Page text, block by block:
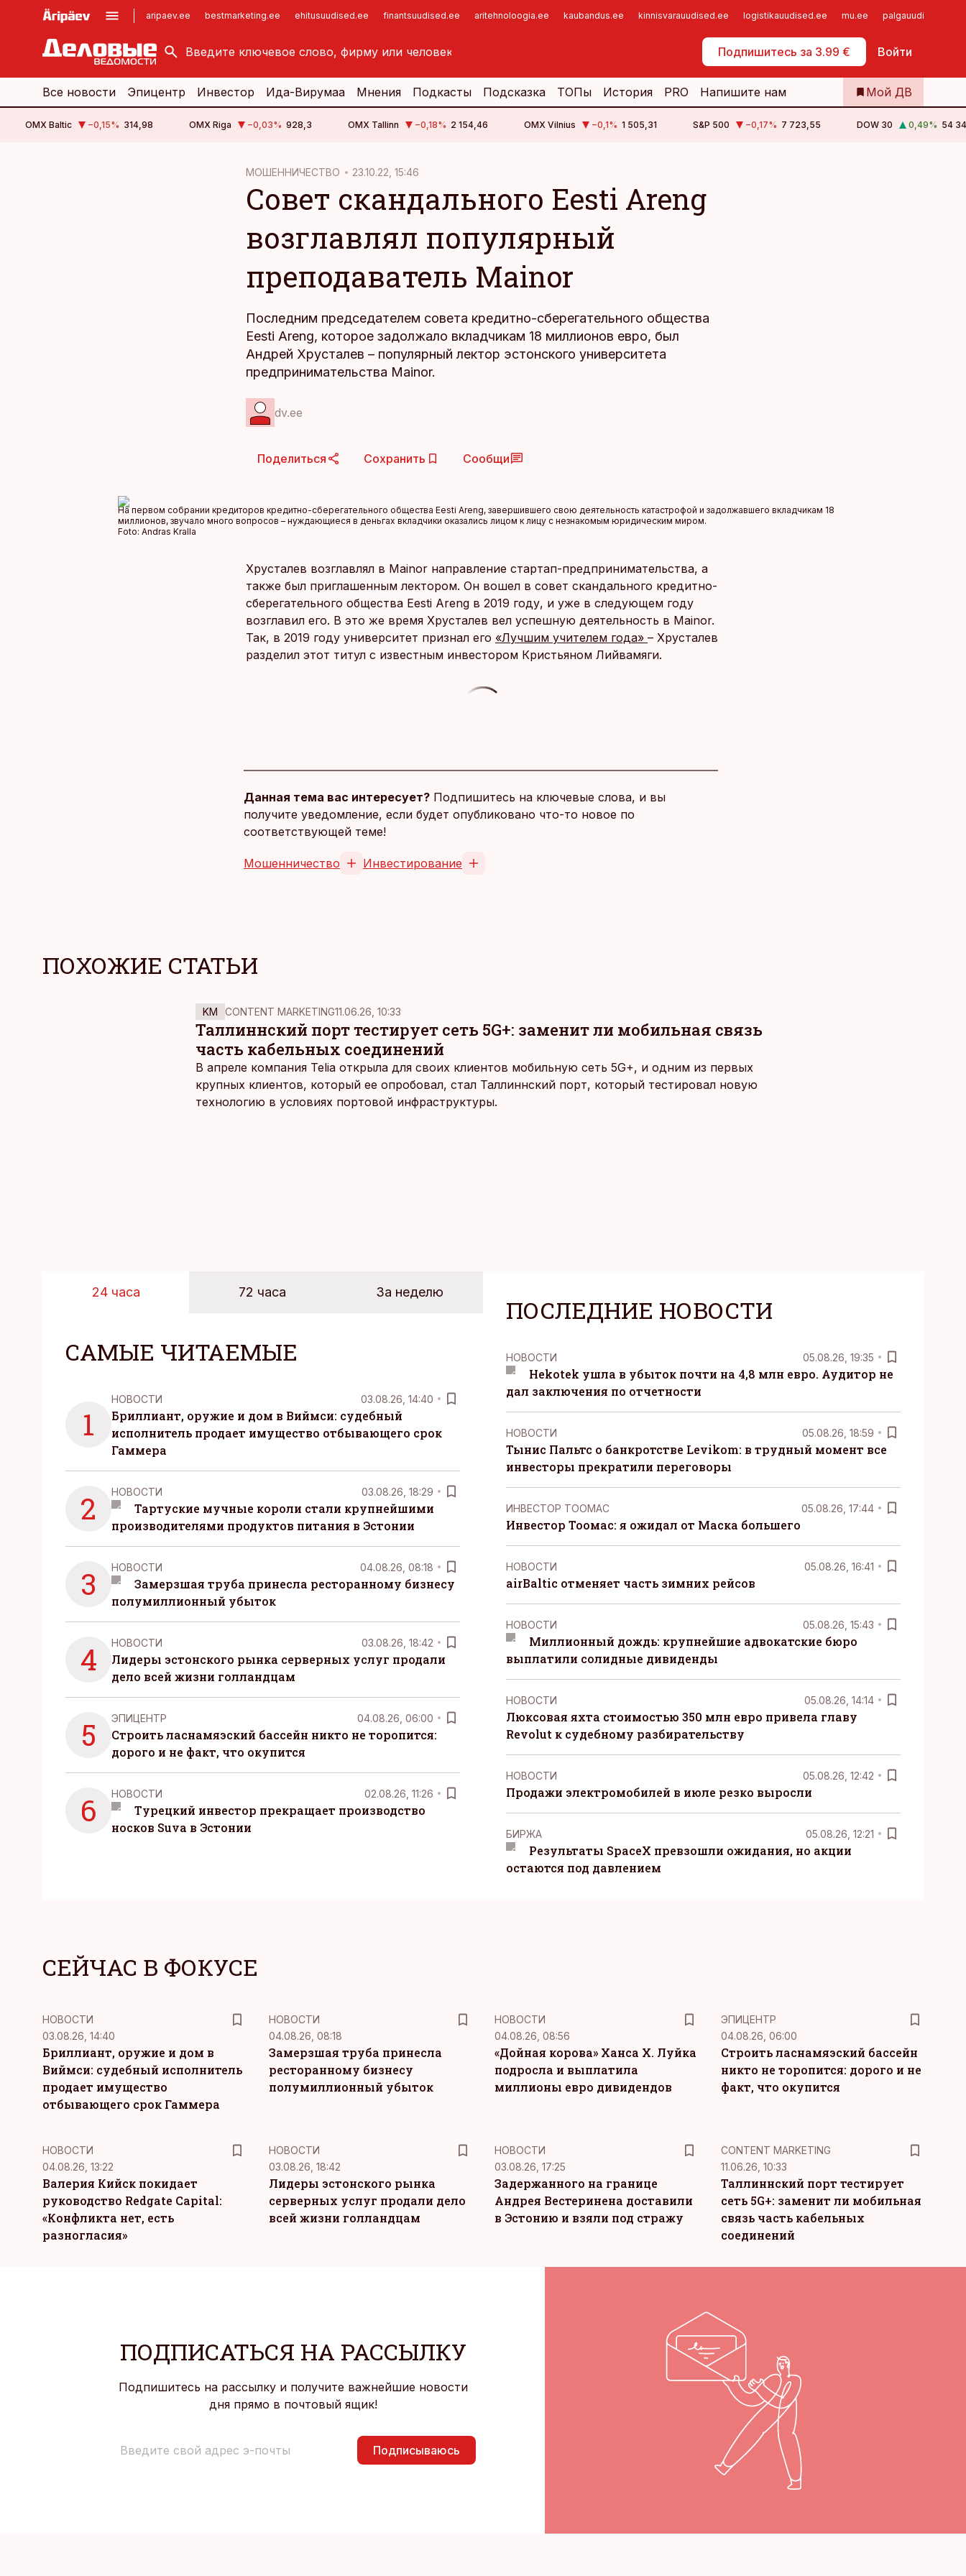
aripaev.ee bestmarketing.ee ehitusuudised.ee finantsuudised.ee aritehnoloogia.ee kaubandus.ee kinnisvarauudised.ee logistikauudised.ee mu.ee palgauudised.ee
Подпишитесь за 3.99 € Войти
kinnisvarauudised.ee
logistikauudised.ee
imelineajalugu.ee
Самообслуживание
Все новости Эпицентр Инвестор Ида-Вирумаа Мнения Подкасты Подсказка ТОПы История PRO Напишите нам Мой ДВ
OMX Baltic −0,15% 314,98 OMX Riga −0,03% 928,3 OMX Tallinn −0,18% 2 154,46 OMX Vilnius −0,1% 1 505,31 S&P 500 −0,17% 7 723,55 DOW 30 0,49% 54
МОШЕННИЧЕСТВО 23.10.22, 15:46
Совет скандального Eesti Areng
возглавлял популярный
преподаватель Mainor
Последним председателем совета кредитно-сберегательного общества
Eesti Areng, которое задолжало вкладчикам 18 миллионов евро, был
Андрей Хрусталев – популярный лектор эстонского университета
предпринимательства Mainor.
dv.ee
Поделиться Сохранить Сообщи
На первом собрании кредиторов кредитно-сберегательного общества Eesti Areng, завершившего свою деятельность катастрофой и задолжавшего вкладчикам 18
миллионов, звучало много вопросов – нуждающиеся в деньгах вкладчики оказались лицом к лицу с незнакомым юридическим миром.
Foto: Andras Kralla
Хрусталев возглавлял в Mainor направление стартап-предпринимательства, а
также был приглашенным лектором. Он вошел в совет скандального кредитно-
сберегательного общества Eesti Areng в 2019 году, и уже в следующем году
возглавил его. В это же время Хрусталев вел успешную деятельность в Mainor.
Так, в 2019 году университет признал его «Лучшим учителем года» – Хрусталев
разделил этот титул с известным инвестором Кристьяном Лийвамяги.
Данная тема вас интересует? Подпишитесь на ключевые слова, и вы
получите уведомление, если будет опубликовано что-то новое по
соответствующей теме!
Мошенничество Инвестирование
ПОХОЖИЕ СТАТЬИ
KM CONTENT MARKETING11.06.26, 10:33
Таллиннский порт тестирует сеть 5G+: заменит ли мобильная связь
часть кабельных соединений
В апреле компания Telia открыла для своих клиентов мобильную сеть 5G+, и одним из первых
крупных клиентов, который ее опробовал, стал Таллиннский порт, который тестировал новую
технологию в условиях портовой инфраструктуры.
24 часа 72 часа За неделю
САМЫЕ ЧИТАЕМЫЕ
1
НОВОСТИ 03.08.26, 14:40
Бриллиант, оружие и дом в Виймси: судебный
исполнитель продает имущество отбывающего срок
Гаммера
2 НОВОСТИ 03.08.26, 18:29
Тартуские мучные короли стали крупнейшими
производителями продуктов питания в Эстонии
3 НОВОСТИ 04.08.26, 08:18
Замерзшая труба принесла ресторанному бизнесу
полумиллионный убыток
4 НОВОСТИ 03.08.26, 18:42
Лидеры эстонского рынка серверных услуг продали
дело всей жизни голландцам
5 ЭПИЦЕНТР 04.08.26, 06:00
Строить ласнамяэский бассейн никто не торопится:
дорого и не факт, что окупится
6 НОВОСТИ 02.08.26, 11:26
Турецкий инвестор прекращает производство
носков Suva в Эстонии
ПОСЛЕДНИЕ НОВОСТИ
НОВОСТИ 05.08.26, 19:35
Hekotek ушла в убыток почти на 4,8 млн евро. Аудитор не
дал заключения по отчетности
НОВОСТИ 05.08.26, 18:59
Тынис Пальтс о банкротстве Levikom: в трудный момент все
инвесторы прекратили переговоры
ИНВЕСТОР ТООМАС 05.08.26, 17:44
Инвестор Тоомас: я ожидал от Маска большего
НОВОСТИ 05.08.26, 16:41
airBaltic отменяет часть зимних рейсов
НОВОСТИ 05.08.26, 15:43
Миллионный дождь: крупнейшие адвокатские бюро
выплатили солидные дивиденды
НОВОСТИ 05.08.26, 14:14
Люксовая яхта стоимостью 350 млн евро привела главу
Revolut к судебному разбирательству
НОВОСТИ 05.08.26, 12:42
Продажи электромобилей в июле резко выросли
БИРЖА 05.08.26, 12:21
Результаты SpaceX превзошли ожидания, но акции
остаются под давлением
СЕЙЧАС В ФОКУСЕ
НОВОСТИ
03.08.26, 14:40
Бриллиант, оружие и дом в
Виймси: судебный исполнитель
продает имущество
отбывающего срок Гаммера
НОВОСТИ
04.08.26, 08:18
Замерзшая труба принесла
ресторанному бизнесу
полумиллионный убыток
НОВОСТИ
04.08.26, 08:56
«Дойная корова» Ханса Х. Луйка
подросла и выплатила
миллионы евро дивидендов
ЭПИЦЕНТР
04.08.26, 06:00
Строить ласнамяэский бассейн
никто не торопится: дорого и не
факт, что окупится
НОВОСТИ
04.08.26, 13:22
Валерия Кийск покидает
руководство Redgate Capital:
«Конфликта нет, есть
разногласия»
НОВОСТИ
03.08.26, 18:42
Лидеры эстонского рынка
серверных услуг продали дело
всей жизни голландцам
НОВОСТИ
03.08.26, 17:25
Задержанного на границе
Андрея Вестеринена доставили
в Эстонию и взяли под стражу
KM
CONTENT MARKETING
11.06.26, 10:33
Таллиннский порт тестирует
сеть 5G+: заменит ли мобильная
связь часть кабельных
соединений
ПОДПИСАТЬСЯ НА РАССЫЛКУ
Подпишитесь на рассылку и получите важнейшие новости
дня прямо в почтовый ящик!
Подписываюсь